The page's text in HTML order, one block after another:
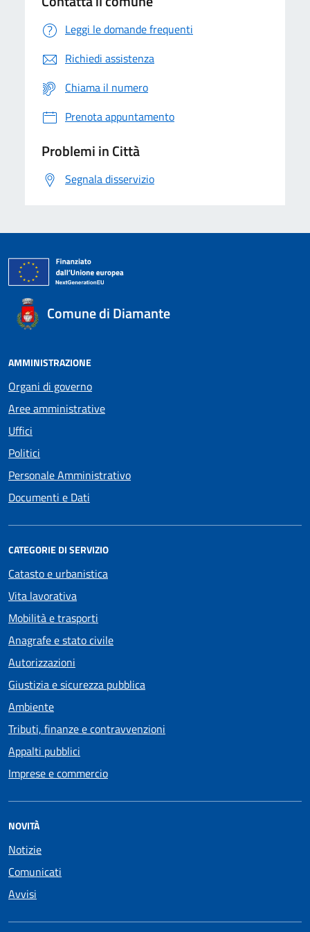
Leggi le domande frequenti
Richiedi assistenza
Chiama il numero
Prenota appuntamento
Problemi in Città
Segnala disservizio
Comune di Diamante
AMMINISTRAZIONE
Organi di governo
Aree amministrative
Uffici
Politici
Personale Amministrativo
Documenti e Dati
CATEGORIE DI SERVIZIO
Catasto e urbanistica
Vita lavorativa
Mobilità e trasporti
Anagrafe e stato civile
Autorizzazioni
Giustizia e sicurezza pubblica
Ambiente
Tributi, finanze e contravvenzioni
Appalti pubblici
Imprese e commercio
NOVITÀ
Notizie
Comunicati
Avvisi